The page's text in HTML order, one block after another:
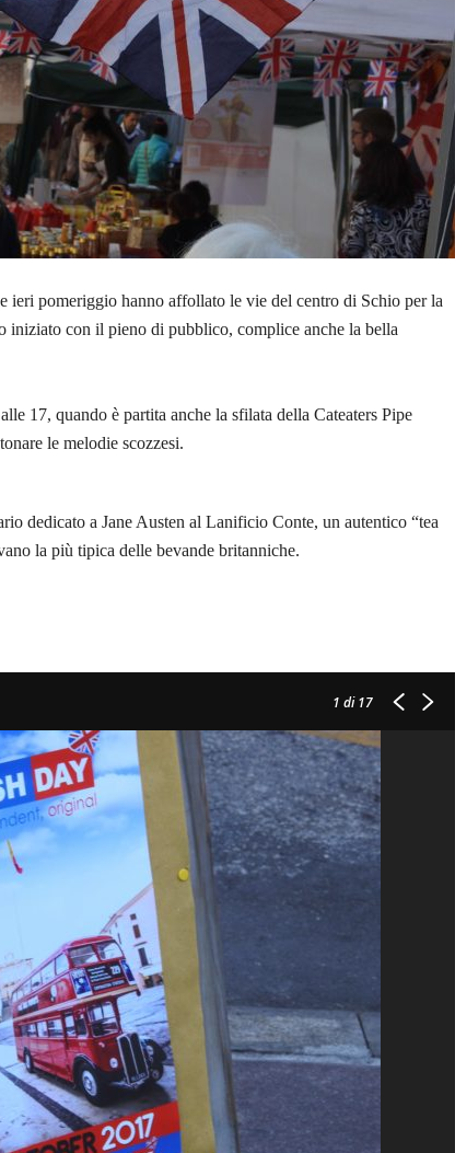
ieri pomeriggio hanno affollato le vie del centro di Schio per la
con il pieno di pubblico, complice anche la bella
17, quando è partita anche la sfilata della Cateaters Pipe
le melodie scozzesi.
dedicato a Jane Austen al Lanificio Conte, un autentico “tea
la più tipica delle bevande britanniche.
1 di 17